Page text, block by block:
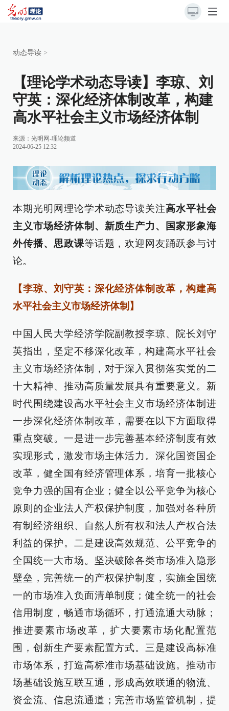
动态导读 >
【理论学术动态导读】李琼、刘
守英：深化经济体制改革，构建
高水平社会主义市场经济体制
来源： 光明网-理论频道
2024-06-25 12:32
本期光明网理论学术动态导读关注高水平社会
主义市场经济体制、新质生产力、国家形象海
外传播、思政课等话题，欢迎网友踊跃参与讨
论。
【李琼、刘守英：深化经济体制改革，构建高
水平社会主义市场经济体制】
中国人民大学经济学院副教授李琼、院长刘守
英指出，坚定不移深化改革，构建高水平社会
主义市场经济体制，对于深入贯彻落实党的二
十大精神、推动高质量发展具有重要意义。新
时代围绕建设高水平社会主义市场经济体制进
一步深化经济体制改革，需要在以下方面取得
重点突破。一是进一步完善基本经济制度有效
实现形式，激发市场主体活力。深化国资国企
改革，健全国有经济管理体系，培育一批核心
竞争力强的国有企业；健全以公平竞争为核心
原则的企业法人产权保护制度，加强对各种所
有制经济组织、自然人所有权和法人产权合法
利益的保护。二是建设高效规范、公平竞争的
全国统一大市场。坚决破除各类市场准入隐形
壁垒，完善统一的产权保护制度，实施全国统
一的市场准入负面清单制度；健全统一的社会
信用制度，畅通市场循环，打通流通大动脉；
推进要素市场改革，扩大要素市场化配置范
围，创新生产要素配置方式。三是建设高标准
市场体系，打造高标准市场基础设施。推动市
场基础设施互联互通，形成高效联通的物流、
资金流、信息流通道；完善市场监管机制，提